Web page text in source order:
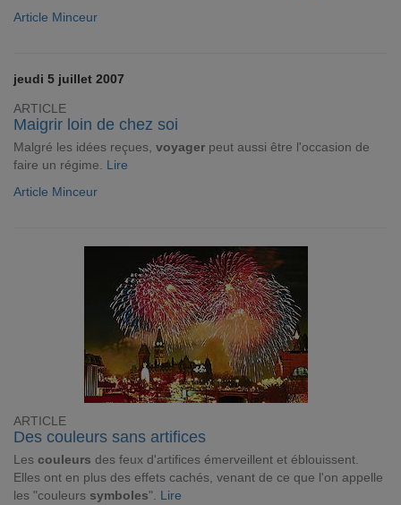
Article Minceur
jeudi 5 juillet 2007
ARTICLE
Maigrir loin de chez soi
Malgré les idées reçues, voyager peut aussi être l'occasion de
faire un régime. Lire
Article Minceur
ARTICLE
Des couleurs sans artifices
Les couleurs des feux d'artifices émerveillent et éblouissent.
Elles ont en plus des effets cachés, venant de ce que l'on appelle
les "couleurs symboles". Lire